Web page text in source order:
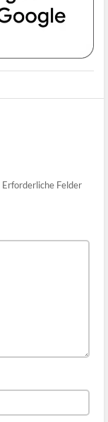
Erforderliche Felder